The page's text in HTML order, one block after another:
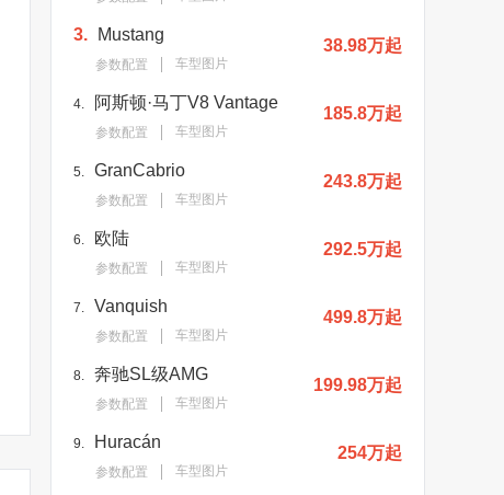
3. Mustang
参数配置 车型图片
38.98万起
4. 阿斯顿·马丁V8 Vantage
参数配置 车型图片
185.8万起
5. GranCabrio
参数配置 车型图片
243.8万起
6. 欧陆
参数配置 车型图片
292.5万起
7. Vanquish
参数配置 车型图片
499.8万起
8. 奔驰SL级AMG
参数配置 车型图片
199.98万起
9. Huracán
参数配置 车型图片
254万起